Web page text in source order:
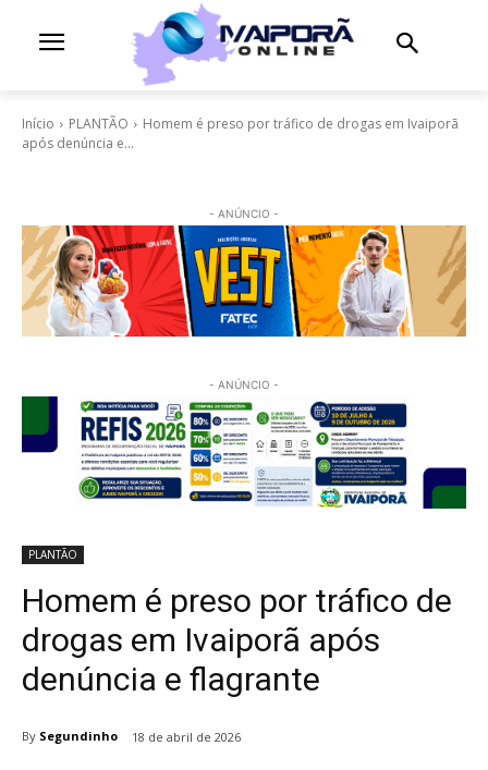
Início PLANTÃO
Homem é preso por tráfico de drogas em Ivaiporã
após denúncia e...
- ANÚNCIO -
- ANÚNCIO -
PLANTÃO
Homem é preso por tráfico de
drogas em Ivaiporã após
denúncia e flagrante
By Segundinho 18 de abril de 2026